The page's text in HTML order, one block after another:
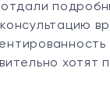
хотят